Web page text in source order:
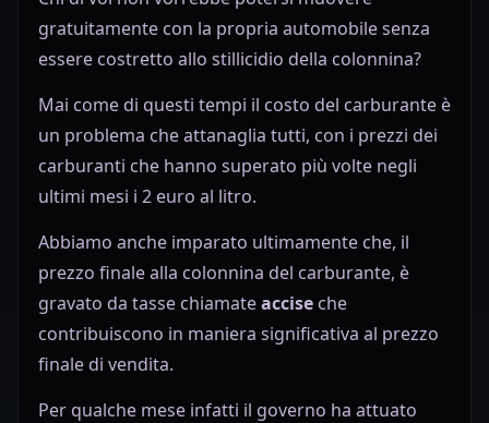
gratuitamente con la propria automobile senza
essere costretto allo stillicidio della colonnina?
Mai come di questi tempi il costo del carburante è
un problema che attanaglia tutti, con i prezzi dei
carburanti che hanno superato più volte negli
ultimi mesi i 2 euro al litro.
Abbiamo anche imparato ultimamente che, il
prezzo finale alla colonnina del carburante, è
gravato da tasse chiamateaccise che
contribuiscono in maniera significativa al prezzo
finale di vendita.
Per qualche mese infatti il governo ha attuato